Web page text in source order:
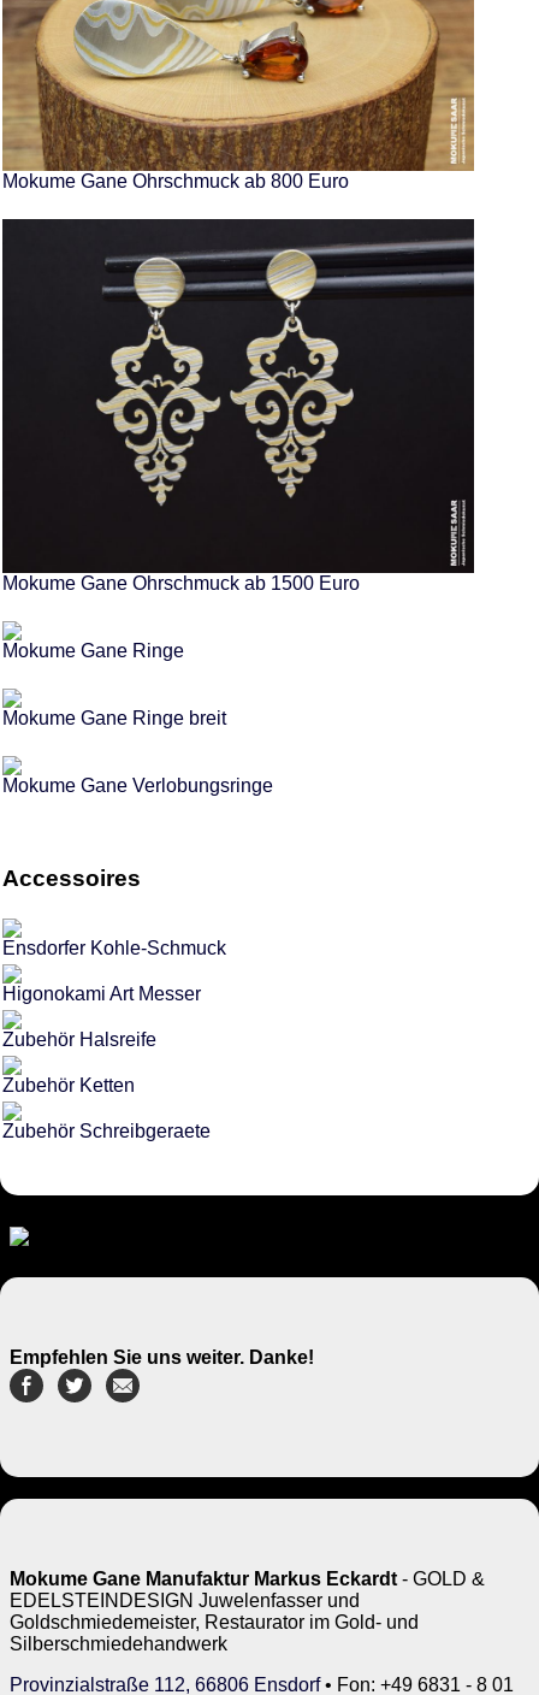
Mokume Gane Ohrschmuck ab 800 Euro
Mokume Gane Ohrschmuck ab 1500 Euro
Mokume Gane Ringe
Mokume Gane Ringe breit
Mokume Gane Verlobungsringe
Accessoires
Ensdorfer Kohle-Schmuck
Higonokami Art Messer
Zubehör Halsreife
Zubehör Ketten
Zubehör Schreibgeraete
Empfehlen Sie uns weiter. Danke!
Mokume Gane Manufaktur Markus Eckardt - GOLD &
EDELSTEINDESIGN Juwelenfasser und
Goldschmiedemeister, Restaurator im Gold- und
Silberschmiedehandwerk
Provinzialstraße 112, 66806 Ensdorf• Fon: +49 6831 - 8 01